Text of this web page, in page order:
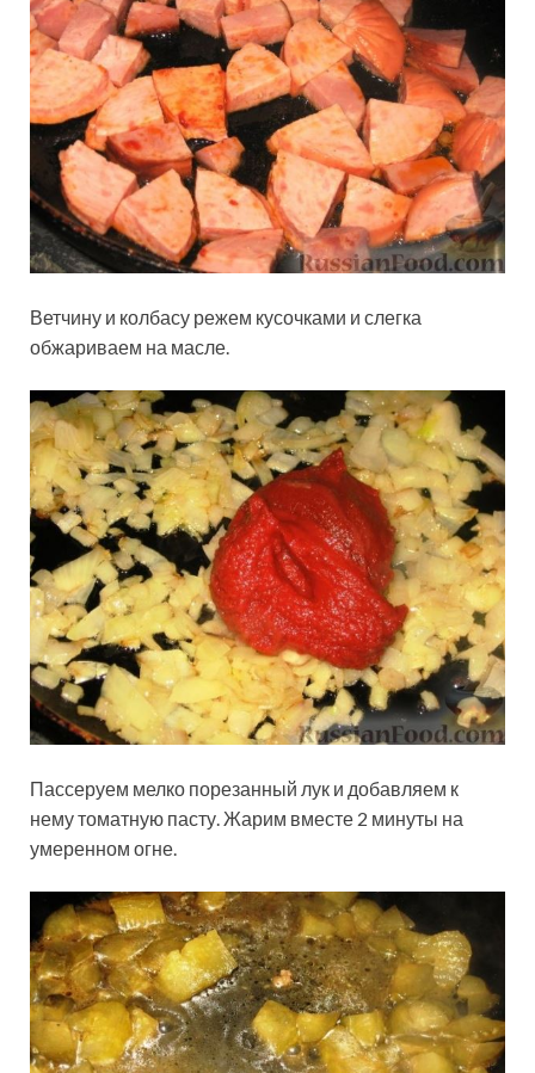
Ветчину и колбасу режем кусочками и слегка
обжариваем на масле.
Пассеруем мелко порезанный лук и добавляем к
нему томатную пасту. Жарим вместе 2 минуты на
умеренном огне.